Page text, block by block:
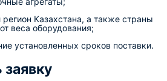
Казахстана, а также страны
веса оборудования;
установленных сроков поставки.